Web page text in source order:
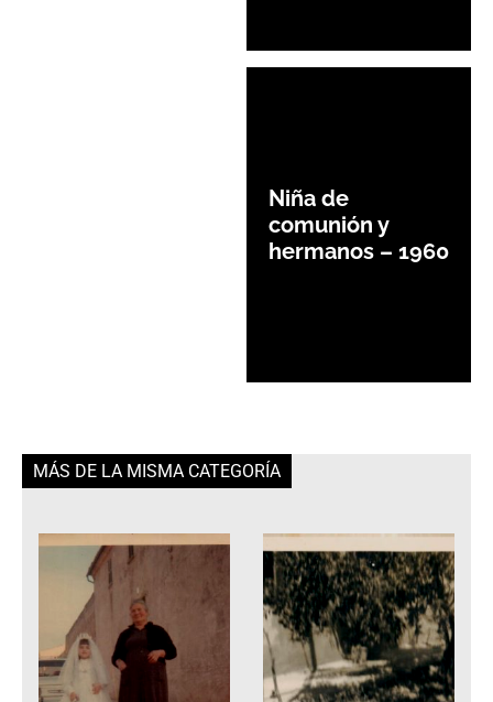
Niña de
comunión y
hermanos – 1960
MÁS DE LA MISMA CATEGORÍA